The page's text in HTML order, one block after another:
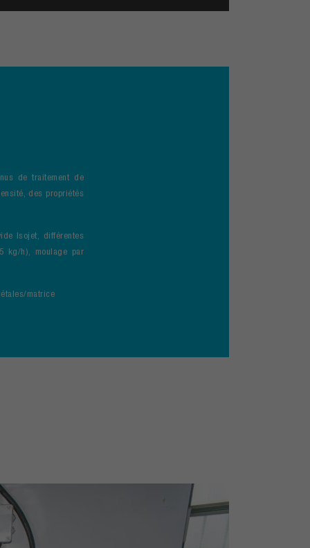
de traitement de
des propriétés
Isojet, différentes
kg/h), moulage par
matrice